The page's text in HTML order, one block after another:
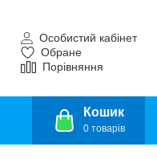
Особистий кабінет
Обране
Порівняння
Кошик
0 товарів